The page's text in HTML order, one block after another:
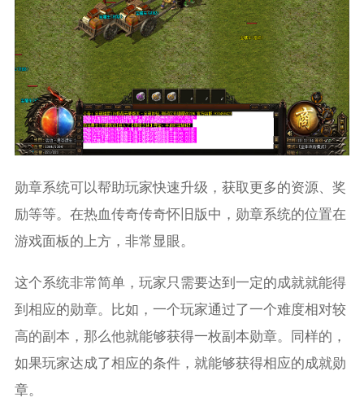
勋章系统可以帮助玩家快速升级，获取更多的资源、奖
励等等。在热血传奇传奇怀旧版中，勋章系统的位置在
游戏面板的上方，非常显眼。
这个系统非常简单，玩家只需要达到一定的成就就能得
到相应的勋章。比如，一个玩家通过了一个难度相对较
高的副本，那么他就能够获得一枚副本勋章。同样的，
如果玩家达成了相应的条件，就能够获得相应的成就勋
章。